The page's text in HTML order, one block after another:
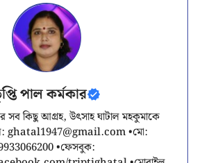
পাল কর্মকার
সব কিছু আগ্রহ, উৎসাহ ঘাটাল মহকুমাকে
ghatal1947@gmail.com•মো:
•ফেসবুক: